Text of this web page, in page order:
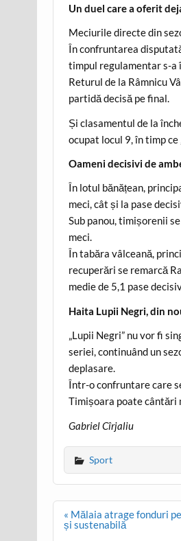
Un duel care a oferit
Meciurile directe din
În confruntarea
timpul regulamentar s-
Returul de la Râmnicu
partidă decisă pe final.
Și clasamentul de la
ocupat locul 9, în timp
Oameni decisivi de
În lotul bănățean,
meci, cât și la pase
Sub panou, timișorenii
meci.
În tabăra vâlceană,
recuperări se remarcă
medie de 5,1 pase
Haita Lupii Negri, din
„Lupii Negri” nu vor fi
seriei, continuând un
deplasare.
Într-o confruntare care
Timișoara poate cântări
Gabriel Cîrjaliu
Sport
Post
navigation
« Mălaia atrage fonduri
și sustenabilă